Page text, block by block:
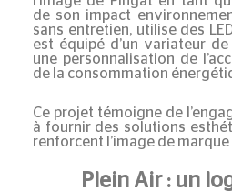
de son impact
sans entretien, utilise des
est équipé d’un variateur
une personnalisation de
de la consommation
Ce projet témoigne de
à fournir des solutions
renforcent l’image de marque
Plein Air : un